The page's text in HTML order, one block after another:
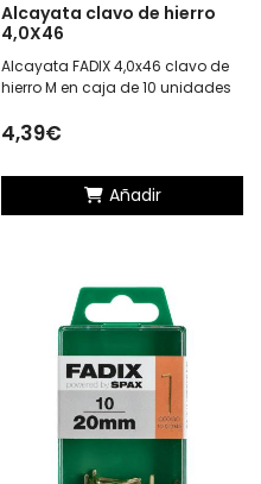
Alcayata clavo de hierro
4,0X46
Alcayata FADIX 4,0x46 clavo de
hierro M en caja de 10 unidades
4,39€
Añadir